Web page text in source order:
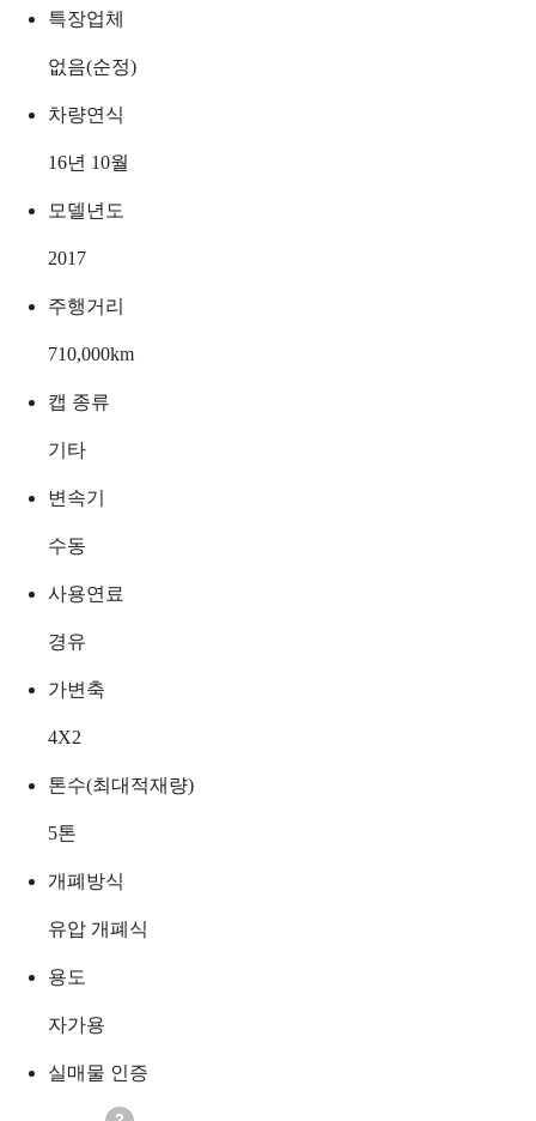
특장업체
없음(순정)
차량연식
16년 10월
모델년도
2017
주행거리
710,000km
캡 종류
기타
변속기
수동
사용연료
경유
가변축
4X2
톤수(최대적재량)
5톤
개폐방식
유압 개폐식
용도
자가용
실매물 인증